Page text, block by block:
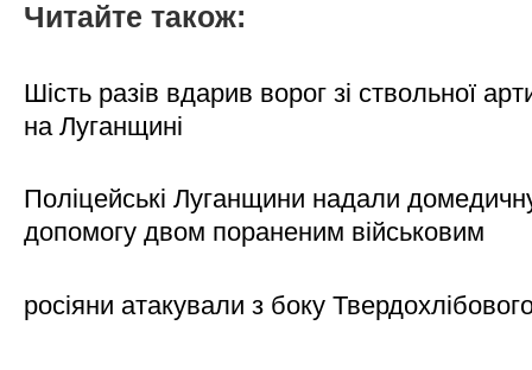
Читайте також:
Шість разів вдарив ворог зі ствольної
на Луганщині
Поліцейські Луганщини надали
допомогу двом пораненим військовим
росіяни атакували з боку